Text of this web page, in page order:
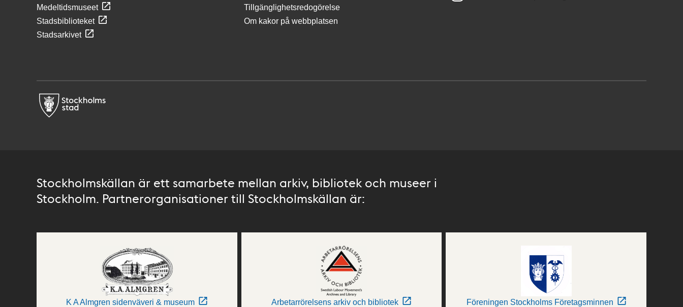
Medeltidsmuseet
Stadsbiblioteket
Stadsarkivet
Tillgänglighetsredogörelse
Om kakor på webbplatsen
Stockholmskällan är ett samarbete mellan arkiv, bibliotek och museer i
Stockholm. Partnerorganisationer till Stockholmskällan är:
K A Almgren sidenväveri & museum Arbetarrörelsens arkiv och bibliotek Föreningen Stockholms Företagsminnen